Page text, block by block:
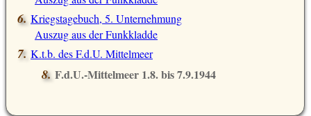
Kriegstagebuch, 5. Unternehmung
Auszug aus der Funkkladde
K.t.b. des F.d.U. Mittelmeer
F.d.U.-Mittelmeer 1.8. bis 7.9.1944